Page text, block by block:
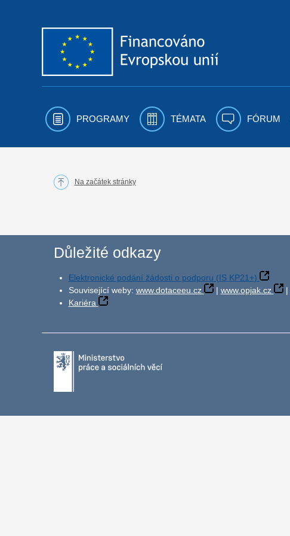
PROGRAMY TÉMATA FÓRUM
Na začátek stránky
Důležité odkazy
Elektronické podání žádosti o podporu (IS KP21+)
Související weby: www.dotaceeu.cz | www.opjak.cz |
Kariéra